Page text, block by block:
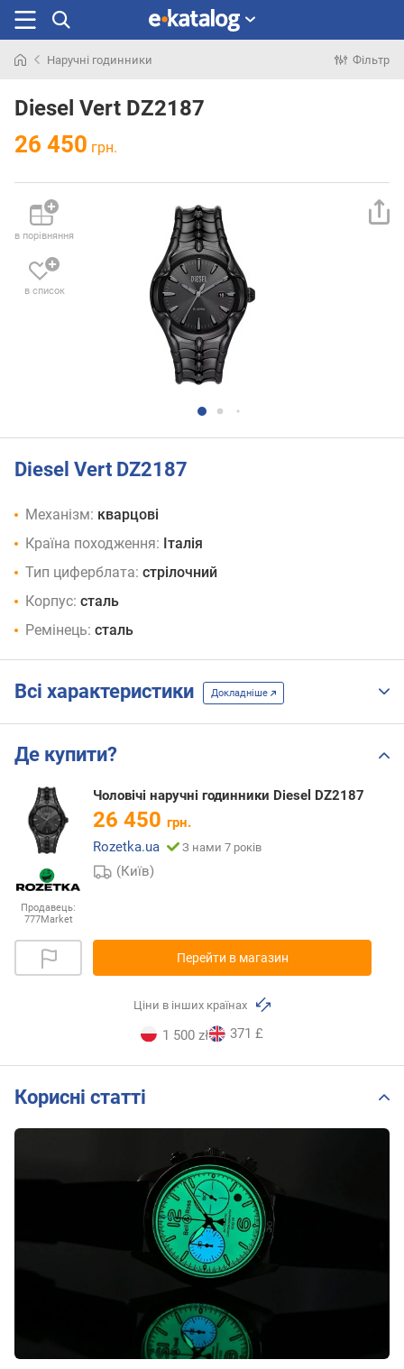
раніше
Наручні годинники Фільтр
Diesel Vert DZ2187
26 450 грн.
в порівняння
в список
Diesel Vert DZ2187
Механізм: кварцові
Країна походження: Італія
Тип циферблата: стрілочний
Корпус: сталь
Ремінець: сталь
Всі характеристики Докладніше
Де купити?
Продавець:
777Market
Чоловічі наручні годинники Diesel DZ2187
26 450 грн.
Rozetka.ua
З нами 7 років
(Київ)
Перейти в магазин
Ціни в інших країнах
1 500 zł 371 £
Корисні статті